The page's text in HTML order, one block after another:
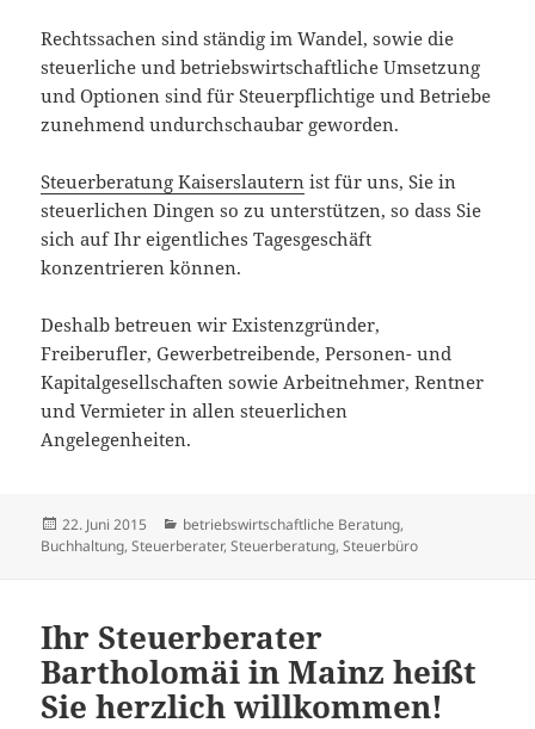
Rechtssachen sind ständig im Wandel, sowie die
steuerliche und betriebswirtschaftliche Umsetzung
und Optionen sind für Steuerpflichtige und Betriebe
zunehmend undurchschaubar geworden.
Steuerberatung Kaiserslautern ist für uns, Sie in
steuerlichen Dingen so zu unterstützen, so dass Sie
sich auf Ihr eigentliches Tagesgeschäft
konzentrieren können.
Deshalb betreuen wir Existenzgründer,
Freiberufler, Gewerbetreibende, Personen- und
Kapitalgesellschaften sowie Arbeitnehmer, Rentner
und Vermieter in allen steuerlichen
Angelegenheiten.
Veröffentlicht
am
22. Juni 2015 Kategorien
betriebswirtschaftliche Beratung,
Buchhaltung,Steuerberater,Steuerberatung,Steuerbüro
Ihr Steuerberater
Bartholomäi in Mainz heißt
Sie herzlich willkommen!